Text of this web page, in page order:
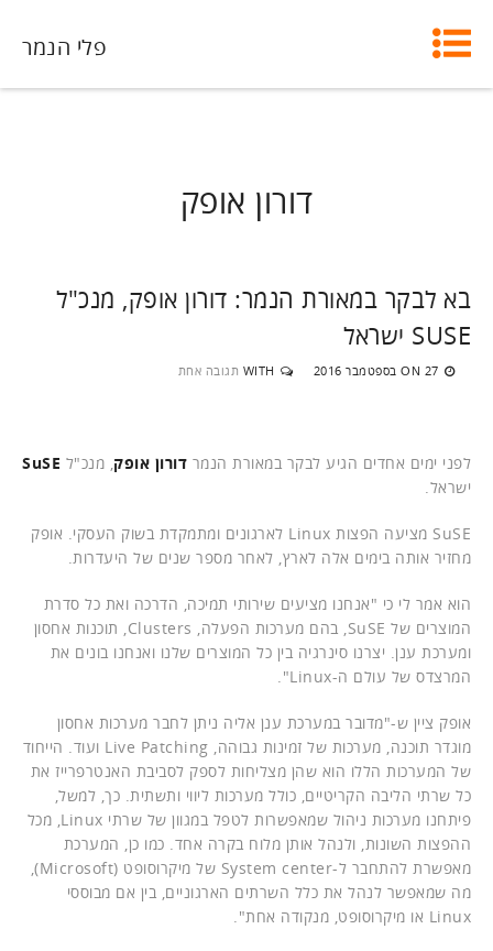
פלי הנמר
דורון אופק
בא לבקר במאורת הנמר: דורון אופק, מנכ"ל
SUSE ישראל
ON 27 בספטמבר 2016 WITH תגובה אחת
לפני ימים אחדים הגיע לבקר במאורת הנמר דורון אופק, מנכ"ל SuSE
ישראל.
SuSE מציעה הפצות Linux לארגונים ומתמקדת בשוק העסקי. אופק
מחזיר אותה בימים אלה לארץ, לאחר מספר שנים של היעדרות.
הוא אמר לי כי "אנחנו מציעים שירותי תמיכה, הדרכה ואת כל סדרת
המוצרים של SuSE, בהם מערכות הפעלה, Clusters, תוכנות אחסון
ומערכת ענן. יצרנו סינרגיה בין כל המוצרים שלנו ואנחנו בונים את
המרצדס של עולם ה-Linux".
אופק ציין ש-"מדובר במערכת ענן אליה ניתן לחבר מערכות אחסון
מוגדר תוכנה, מערכות של זמינות גבוהה, Live Patching ועוד. הייחוד
של המערכות הללו הוא שהן מצליחות לספק לסביבת האנטרפרייז את
כל שרתי הליבה הקריטיים, כולל מערכות ליווי ותשתית. כך, למשל,
פיתחנו מערכות ניהול שמאפשרות לטפל במגוון של שרתי Linux, מכל
ההפצות השונות, ולנהל אותן מלוח בקרה אחד. כמו כן, המערכת
מאפשרת להתחבר ל-System center של מיקרוסופט (Microsoft),
מה שמאפשר לנהל את כלל השרתים הארגוניים, בין אם מבוססי
Linux או מיקרוסופט, מנקודה אחת".